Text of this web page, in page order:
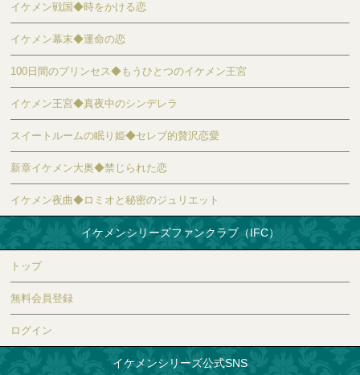
イケメン戦国◆時をかける恋
イケメン幕末◆運命の恋
100日間のプリンセス◆もうひとつのイケメン王宮
イケメン王宮◆真夜中のシンデレラ
スイートルームの眠り姫◆セレブ的贅沢恋愛
新章イケメン大奥◆禁じられた恋
イケメン夜曲◆ロミオと秘密のジュリエット
イケメンシリーズファンクラブ（IFC）
トップ
無料会員登録
ログイン
イケメンシリーズ公式SNS